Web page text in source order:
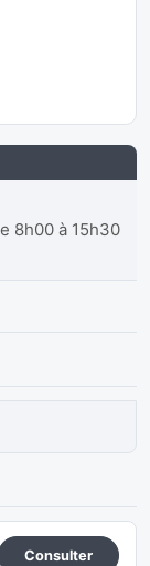
8h00 à 15h30
Consulter